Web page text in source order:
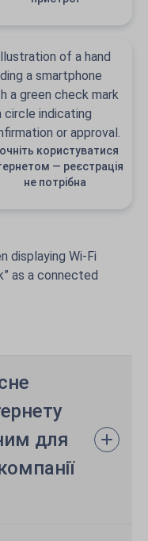
користуватися
— реєстрація
не потрібна
для